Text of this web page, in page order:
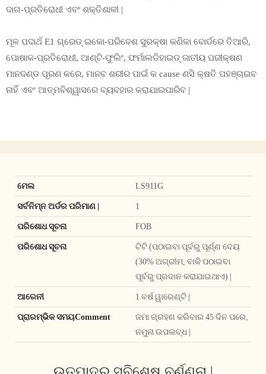
ଦାଗ-ପ୍ରତିରୋଧୀ ଏବଂ ଶକ୍ତିଶାଳୀ |
ମୂଳ ପଦାର୍ଥ E1 ଗ୍ରେଡ୍ ଇକୋ-ପରିବେଶ ସୁରକ୍ଷା କଣିକା ବୋର୍ଡରେ ତିଆରି,
ପୋଷାକ-ପ୍ରତିରୋଧୀ, ଆଣ୍ଟି-ଫୁଲିଂ, ଫର୍ମାଲଡିହାଇଡ୍ ଜାତୀୟ ପରୀକ୍ଷଣ
ମାନଦଣ୍ଡ ପୂରଣ କରେ, ମାନବ ଶରୀର ପାଇଁ କ cause ଣସି କ୍ଷତି ପହଞ୍ଚାଇବ
ନାହିଁ ଏବଂ ଆତ୍ମବିଶ୍ୱାସରେ ବ୍ୟବହାର କରାଯାଇପାରିବ |
ମେଲ LS911G
ସର୍ବନିମ୍ନ ଅର୍ଡର ପରିମାଣ | 1
ପରିଶୋଧ ସୂଚନା FOB
ପରିଶୋଧ ସୂଚନା
ଟିଟି (ପଠାଇବା ପୂର୍ବରୁ ପୂର୍ଣ୍ଣ ଦେୟ
(30% ଅଗ୍ରୀମ, ବାକି ପଠାଇବା
ପୂର୍ବରୁ ପ୍ରଦାନ କରାଯାଇଥାଏ) |
ଆରେନୀ 1 ବର୍ଷ ୱାରେଣ୍ଟି |
ପ୍ରାରମ୍ଭିକ ସମୟComment
ଜମା ଗ୍ରହଣ କରିବାର 45 ଦିନ ପରେ,
ନମୁନା ଉପଲବ୍ଧ |